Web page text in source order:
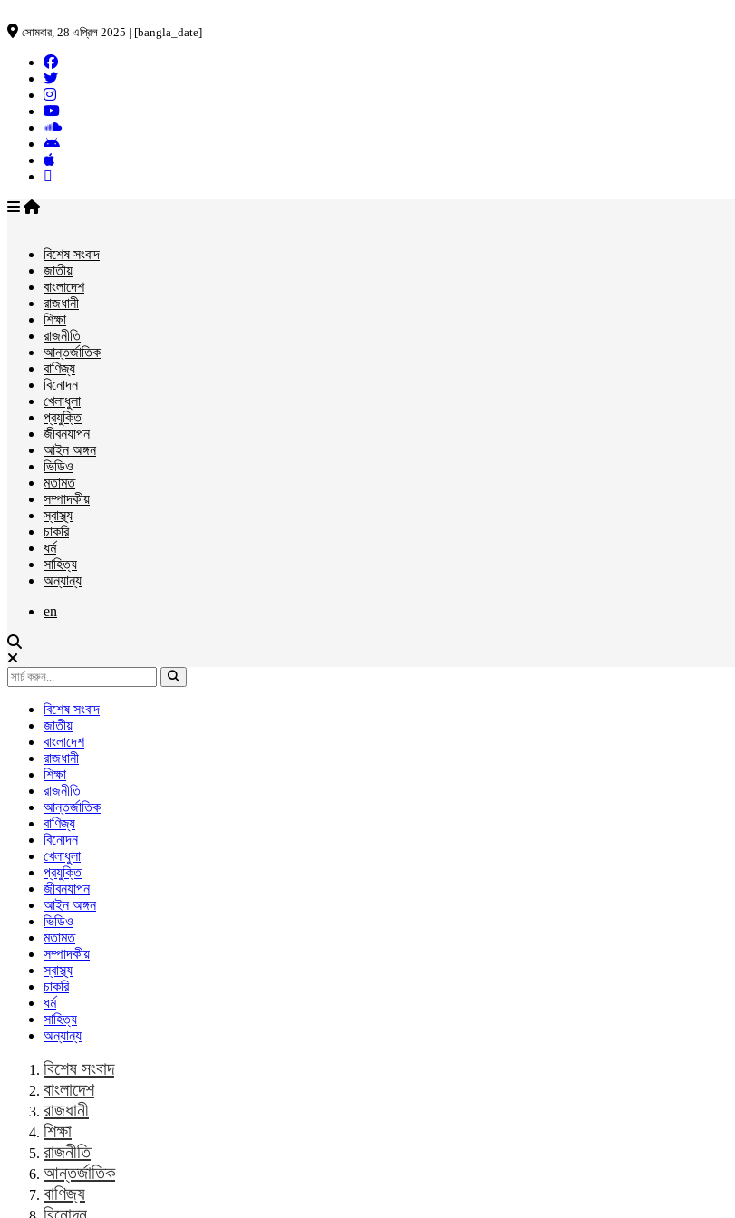
সোমবার, 28 এপ্রিল 2025 | [bangla_date]
বিশেষ সংবাদ
জাতীয়
বাংলাদেশ
রাজধানী
শিক্ষা
রাজনীতি
আন্তর্জাতিক
বাণিজ্য
বিনোদন
খেলাধুলা
প্রযুক্তি
জীবনযাপন
আইন অঙ্গন
ভিডিও
মতামত
সম্পাদকীয়
স্বাস্থ্য
চাকরি
ধর্ম
সাহিত্য
অন্যান্য
en
বিশেষ সংবাদ
জাতীয়
বাংলাদেশ
রাজধানী
শিক্ষা
রাজনীতি
আন্তর্জাতিক
বাণিজ্য
বিনোদন
খেলাধুলা
প্রযুক্তি
জীবনযাপন
আইন অঙ্গন
ভিডিও
মতামত
সম্পাদকীয়
স্বাস্থ্য
চাকরি
ধর্ম
সাহিত্য
অন্যান্য
বিশেষ সংবাদ
বাংলাদেশ
রাজধানী
শিক্ষা
রাজনীতি
আন্তর্জাতিক
বাণিজ্য